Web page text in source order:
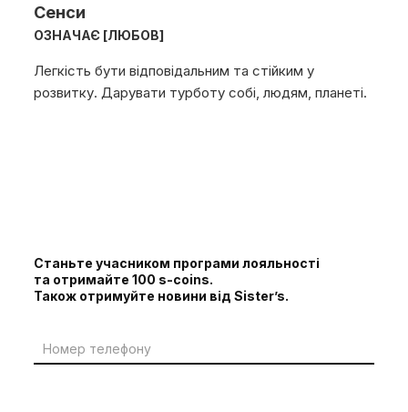
Сенси
ОЗНАЧАЄ [ЛЮБОВ]
Легкість бути відповідальним та стійким у
розвитку. Дарувати турботу собі, людям, планеті.
Станьте учасником програми лояльності
та отримайте 100 s-coins.
Також отримуйте новини від Sister’s.